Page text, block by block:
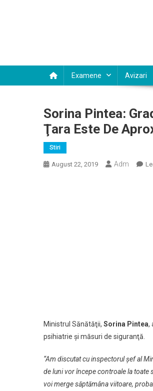
Examene Avizari
Sorina Pintea:
Ţara Este De
Stiri
August 22, 2019 Adm
Ministrul Sănătăţii, Sorina Pintea,
psihiatrie şi măsuri de siguranţă.
“Am discutat cu inspectorul şef al
de luni vor începe controale la toate
voi merge săptămâna viitoare,